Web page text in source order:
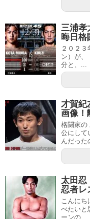
三浦孝
晦日格
２０２
ン）が、
分と、...
才賀紀
画像！
格闘家の
公にして
んだった
太田忍
忍者レ
こんにち
べたいと
ーンの...